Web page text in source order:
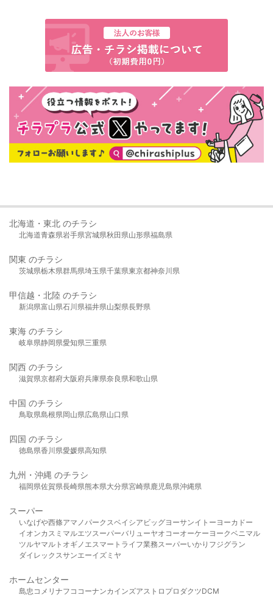
北海道・東北 のチラシ
北海道青森県岩手県宮城県秋田県山形県福島県
関東 のチラシ
茨城県栃木県群馬県埼玉県千葉県東京都神奈川県
甲信越・北陸 のチラシ
新潟県富山県石川県福井県山梨県長野県
東海 のチラシ
岐阜県静岡県愛知県三重県
関西 のチラシ
滋賀県京都府大阪府兵庫県奈良県和歌山県
中国 のチラシ
鳥取県島根県岡山県広島県山口県
四国 のチラシ
徳島県香川県愛媛県高知県
九州・沖縄 のチラシ
福岡県佐賀県長崎県熊本県大分県宮崎県鹿児島県沖縄県
スーパー
いなげや西條アマノパークスベイシア ビッグヨーサンイトーヨーカドー
イオンカスミ マルエツスーパーバリューヤオコーオーケー ヨークベニマル
ツルヤマルト オギノ エスマート ライフ業務スーパーいかり フジグラン
ダイレックスサンエーイズミヤ
ホームセンター
島忠 コメリ ナフコ コーナンカインズアストロプロダクツDCM